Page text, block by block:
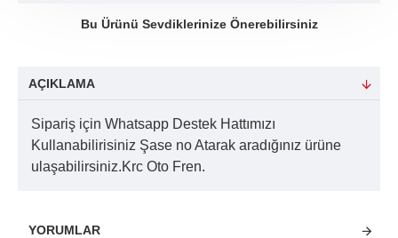
Bu Ürünü Sevdiklerinize Önerebilirsiniz
AÇIKLAMA
Sipariş için Whatsapp Destek Hattımızı
Kullanabilirisiniz Şase no Atarak aradığınız ürüne
ulaşabilirsiniz.Krc Oto Fren.
YORUMLAR